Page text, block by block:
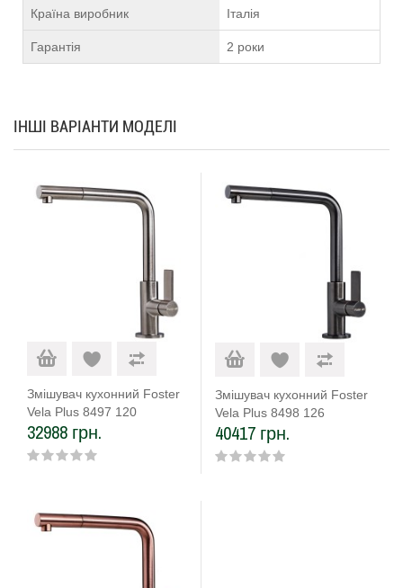
Країна виробник Італія
Гарантія 2 роки
ІНШІ ВАРІАНТИ МОДЕЛІ
Змішувач кухонний Foster
Vela Plus 8497 120
32988 грн.
Змішувач кухонний Foster
Vela Plus 8498 126
40417 грн.